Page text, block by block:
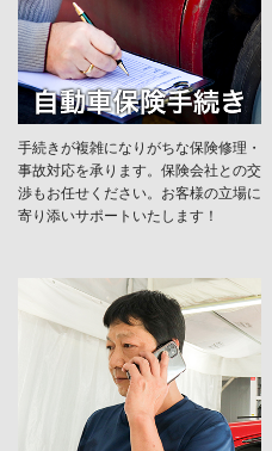
手続きが複雑になりがちな保険修理・
事故対応を承ります。保険会社との交
渉もお任せください。お客様の立場に
寄り添いサポートいたします！